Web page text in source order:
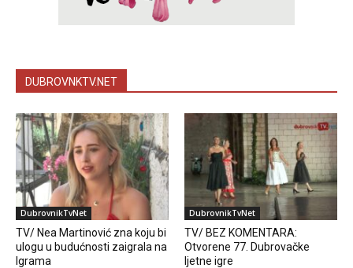
DUBROVNKTV.NET
DubrovnikTvNet
TV/ Nea Martinović zna koju bi
ulogu u budućnosti zaigrala na
Igrama
DubrovnikTvNet
TV/ BEZ KOMENTARA:
Otvorene 77. Dubrovačke
ljetne igre